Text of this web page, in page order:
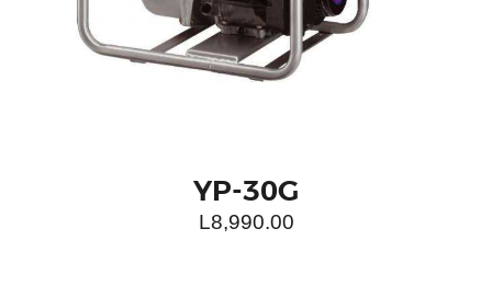
COTIZAR EN LÍNEA
YP-30G
L8,990.00